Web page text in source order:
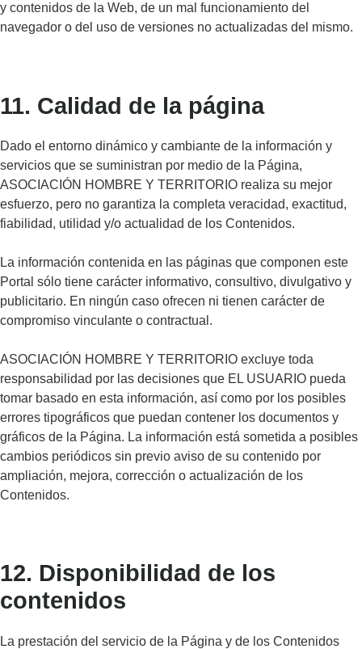
y contenidos de la Web, de un mal funcionamiento del
navegador o del uso de versiones no actualizadas del mismo.
11. Calidad de la página
Dado el entorno dinámico y cambiante de la información y
servicios que se suministran por medio de la Página,
ASOCIACIÓN HOMBRE Y TERRITORIO realiza su mejor
esfuerzo, pero no garantiza la completa veracidad, exactitud,
fiabilidad, utilidad y/o actualidad de los Contenidos.
La información contenida en las páginas que componen este
Portal sólo tiene carácter informativo, consultivo, divulgativo y
publicitario. En ningún caso ofrecen ni tienen carácter de
compromiso vinculante o contractual.
ASOCIACIÓN HOMBRE Y TERRITORIO excluye toda
responsabilidad por las decisiones que EL USUARIO pueda
tomar basado en esta información, así como por los posibles
errores tipográficos que puedan contener los documentos y
gráficos de la Página. La información está sometida a posibles
cambios periódicos sin previo aviso de su contenido por
ampliación, mejora, corrección o actualización de los
Contenidos.
12. Disponibilidad de los
contenidos
La prestación del servicio de la Página y de los Contenidos